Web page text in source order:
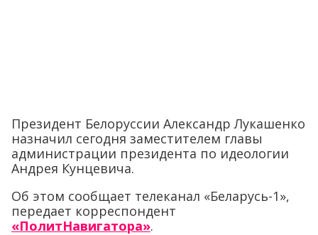
Президент Белоруссии Александр Лукашенко
назначил сегодня заместителем главы
администрации президента по идеологии
Андрея Кунцевича.
Об этом сообщает телеканал «Беларусь-1»,
передает корреспондент
«ПолитНавигатора».